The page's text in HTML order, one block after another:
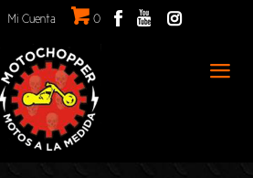
Mi Cuenta 0